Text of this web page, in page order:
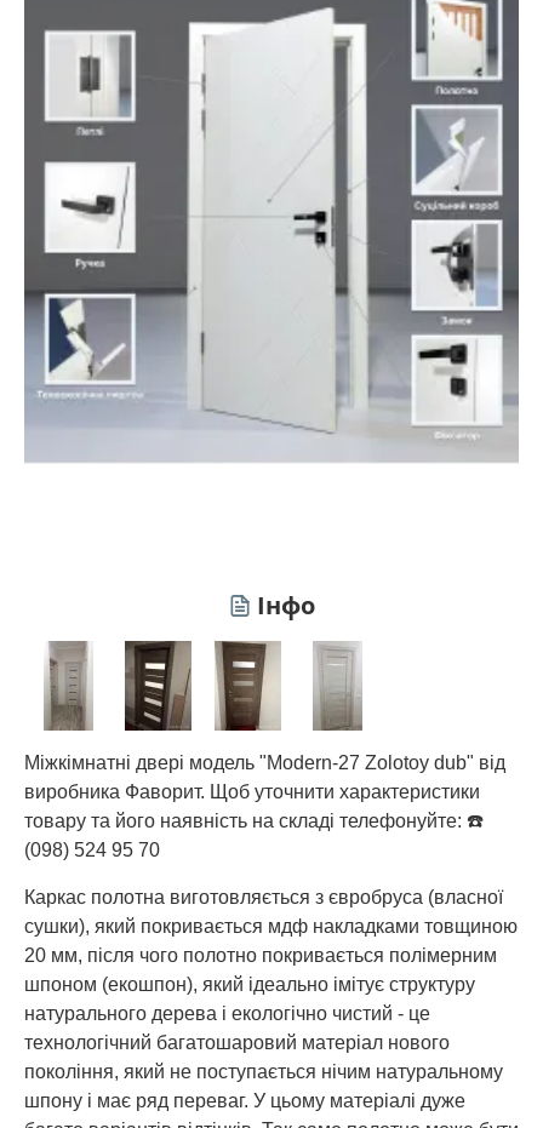
Інфо
Міжкімнатні двері модель "Modern-27 Zolotoy dub" від
виробника Фаворит. Щоб уточнити характеристики
товару та його наявність на складі телефонуйте: ☎️
(098) 524 95 70
Каркас полотна виготовляється з євробруса (власної
сушки), який покривається мдф накладками товщиною
20 мм, після чого полотно покривається полімерним
шпоном (екошпон), який ідеально імітує структуру
натурального дерева і екологічно чистий - це
технологічний багатошаровий матеріал нового
покоління, який не поступається нічим натуральному
шпону і має ряд переваг. У цьому матеріалі дуже